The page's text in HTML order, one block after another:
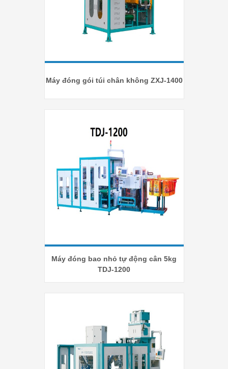
Máy đóng gói túi chân không ZXJ-1400
Máy đóng bao nhỏ tự động cân 5kg
TDJ-1200